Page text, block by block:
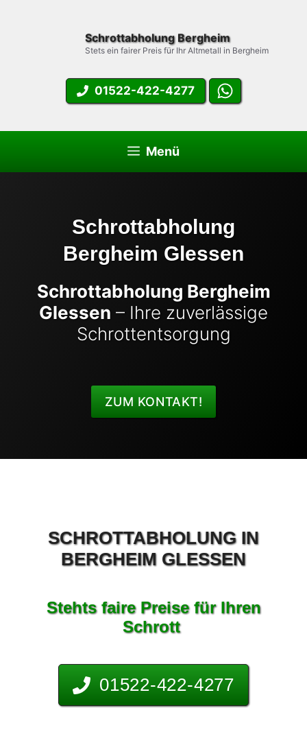
Schrottabholung Bergheim
Stets ein fairer Preis für Ihr Altmetall in Bergheim
01522-422-4277
Menü
Schrottabholung
Bergheim Glessen
Schrottabholung Bergheim
Glessen – Ihre zuverlässige
Schrottentsorgung
ZUM KONTAKT!
SCHROTTABHOLUNG IN
BERGHEIM GLESSEN
Stehts faire Preise für Ihren
Schrott
01522-422-4277